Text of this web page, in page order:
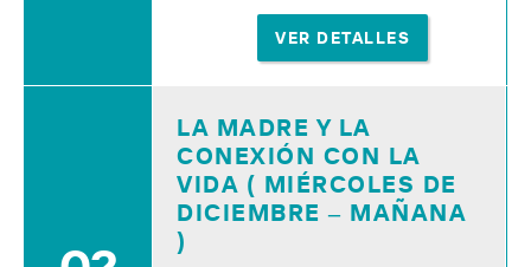
VER DETALLES
LA MADRE Y LA
CONEXIÓN CON LA
VIDA ( MIÉRCOLES DE
DICIEMBRE – MAÑANA
)